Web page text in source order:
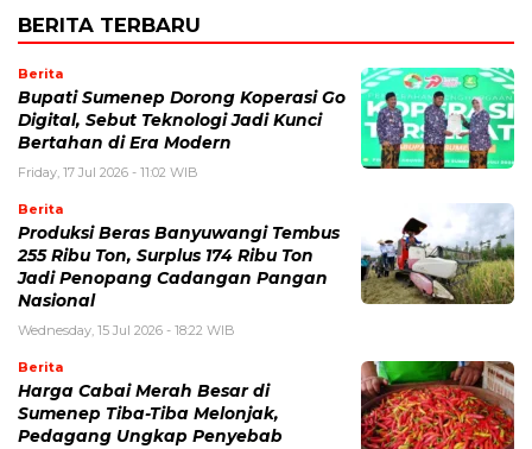
BERITA TERBARU
Berita
Bupati Sumenep Dorong Koperasi Go
Digital, Sebut Teknologi Jadi Kunci
Bertahan di Era Modern
Friday, 17 Jul 2026 - 11:02 WIB
Berita
Produksi Beras Banyuwangi Tembus
255 Ribu Ton, Surplus 174 Ribu Ton
Jadi Penopang Cadangan Pangan
Nasional
Wednesday, 15 Jul 2026 - 18:22 WIB
Berita
Harga Cabai Merah Besar di
Sumenep Tiba-Tiba Melonjak,
Pedagang Ungkap Penyebab